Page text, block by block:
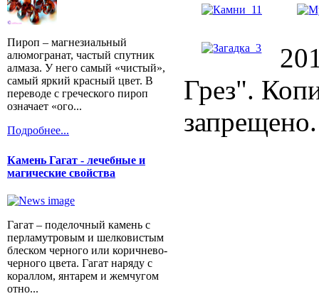
Пироп – магнезиальный
алюмогранат, частый спутник
алмаза. У него самый «чистый»,
самый яркий красный цвет. В
переводе с греческого пироп
означает «ого...
Подробнее...
Камень Гагат - лечебные и
магические свойства
Гагат – поделочный камень с
перламутровым и шелковистым
блеском черного или коричнево-
черного цвета. Гагат наряду с
кораллом, янтарем и жемчугом
отно...
Грез".
запрещено.